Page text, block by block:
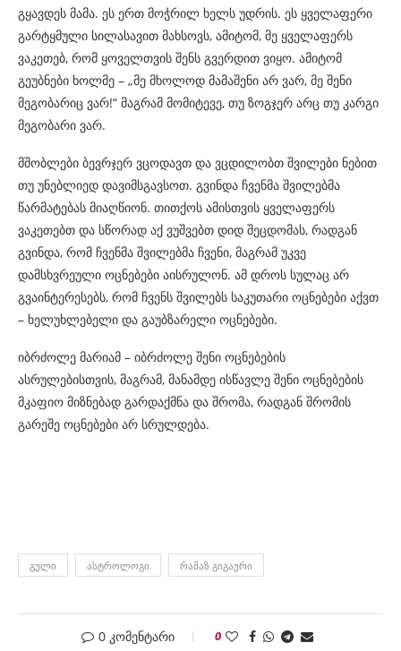
გყავდეს მამა. ეს ერთ მოჭრილ ხელს უდრის. ეს ყველაფერი
გარტყმული სილასავით მახსოვს, ამიტომ, მე ყველაფერს
ვაკეთებ, რომ ყოველთვის შენს გვერდით ვიყო. ამიტომ
გეუბნები ხოლმე – „მე მხოლოდ მამაშენი არ ვარ, მე შენი
მეგობარიც ვარ!“ მაგრამ მომიტევე, თუ ზოგჯერ არც თუ კარგი
მეგობარი ვარ.
მშობლები ბევრჯერ ვცოდავთ და ვცდილობთ შვილები ნებით
თუ უნებლიედ დავიმსგავსოთ. გვინდა ჩვენმა შვილებმა
წარმატებას მიაღწიონ. თითქოს ამისთვის ყველაფერს
ვაკეთებთ და სწორად აქ ვუშვებთ დიდ შეცდომას, რადგან
გვინდა, რომ ჩვენმა შვილებმა ჩვენი, მაგრამ უკვე
დამსხვრეული ოცნებები აისრულონ. ამ დროს სულაც არ
გვაინტერესებს, რომ ჩვენს შვილებს საკუთარი ოცნებები აქვთ
– ხელუხლებელი და გაუბზარელი ოცნებები.
იბრძოლე მარიამ – იბრძოლე შენი ოცნებების
ასრულებისთვის, მაგრამ, მანამდე ისწავლე შენი ოცნებების
მკაფიო მიზნებად გარდაქმნა და შრომა, რადგან შრომის
გარეშე ოცნებები არ სრულდება.
ᲒᲣᲚᲘ ᲐᲡᲢᲠᲝᲚᲝᲒᲘ ᲠᲐᲛᲐᲖ ᲒᲘᲒᲐᲣᲠᲘ
0 კომენტარი 0